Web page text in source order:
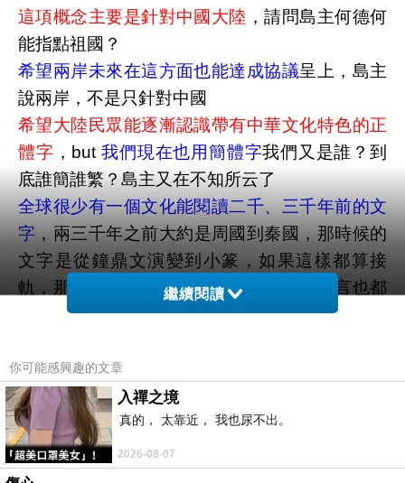
這項概念主要是針對中國大陸 ，請問島主何德何
能指點祖國？
希望兩岸未來在這方面也能達成協議呈上，島主
說兩岸，不是只針對中國
希望大陸民眾能逐漸認識帶有中華文化特色的正
體字 ，but我們現在也用簡體字我們又是誰？到
底誰簡誰繁？島主又在不知所云了
全球很少有一個文化能閱讀二千、三千年前的文
字 ，兩三千年之前大約是周國到秦國，那時候的
文字是從鐘鼎文演變到小篆，如果這樣都算接
軌，那從希臘字母演變出來的現行西方語言也都
算數了
馬英九總統昨日接見僑界代表時指出，台灣使
用的正體字代表中華文化，但大陸使用簡體字，
他建議兩岸可採取「識正書簡」方式，應該要認
識代表中華文化特色的正體字，在書寫上可寫簡
體字，但印刷體應盡量使用正體漢字，馬英九希
繼續閱讀
你可能感興趣的文章
入禪之境
真的， 太靠近， 我也尿不出。
2026-08-07